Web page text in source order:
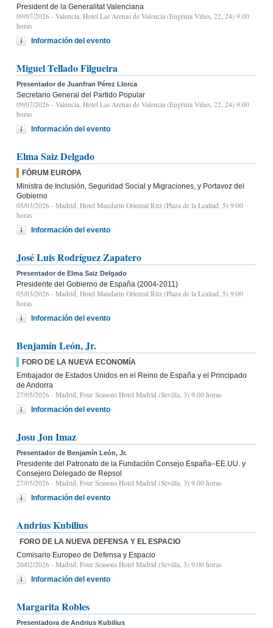
President de la Generalitat Valenciana
09/07/2026 - Valencia, Hotel Las Arenas de Valencia (Eugènia Viñes, 22, 24) 9.00
horas
Información del evento
Miguel Tellado Filgueira
Presentador de Juanfran Pérez Llorca
Secretario General del Partido Popular
09/07/2026 - Valencia, Hotel Las Arenas de Valencia (Eugènia Viñes, 22, 24) 9.00
horas
Información del evento
Elma Saiz Delgado
FÓRUM EUROPA
Ministra de Inclusión, Seguridad Social y Migraciones, y Portavoz del
Gobierno
05/03/2026 - Madrid, Hotel Mandarin Oriental Ritz (Plaza de la Lealtad, 5) 9:00
horas
Información del evento
José Luis Rodríguez Zapatero
Presentador de Elma Saiz Delgado
Presidente del Gobierno de España (2004-2011)
05/03/2026 - Madrid, Hotel Mandarin Oriental Ritz (Plaza de la Lealtad, 5) 9:00
horas
Información del evento
Benjamín León, Jr.
FORO DE LA NUEVA ECONOMÍA
Embajador de Estados Unidos en el Reino de España y el Principado
de Andorra
27/05/2026 - Madrid, Four Seasons Hotel Madrid (Sevilla, 3) 9.00 horas
Información del evento
Josu Jon Imaz
Presentador de Benjamín León, Jr.
Presidente del Patronato de la Fundación Consejo España–EE.UU. y
Consejero Delegado de Repsol
27/05/2026 - Madrid, Four Seasons Hotel Madrid (Sevilla, 3) 9.00 horas
Información del evento
Andrius Kubilius
FORO DE LA NUEVA DEFENSA Y EL ESPACIO
Comisario Europeo de Defensa y Espacio
20/02/2026 - Madrid, Four Seasons Hotel Madrid (Sevilla, 3) 9:00 horas
Información del evento
Margarita Robles
Presentadora de Andrius Kubilius